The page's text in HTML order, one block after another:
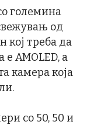
големина
од
кој треба да
е AMOLED, а
камера која
со 50, 50 и